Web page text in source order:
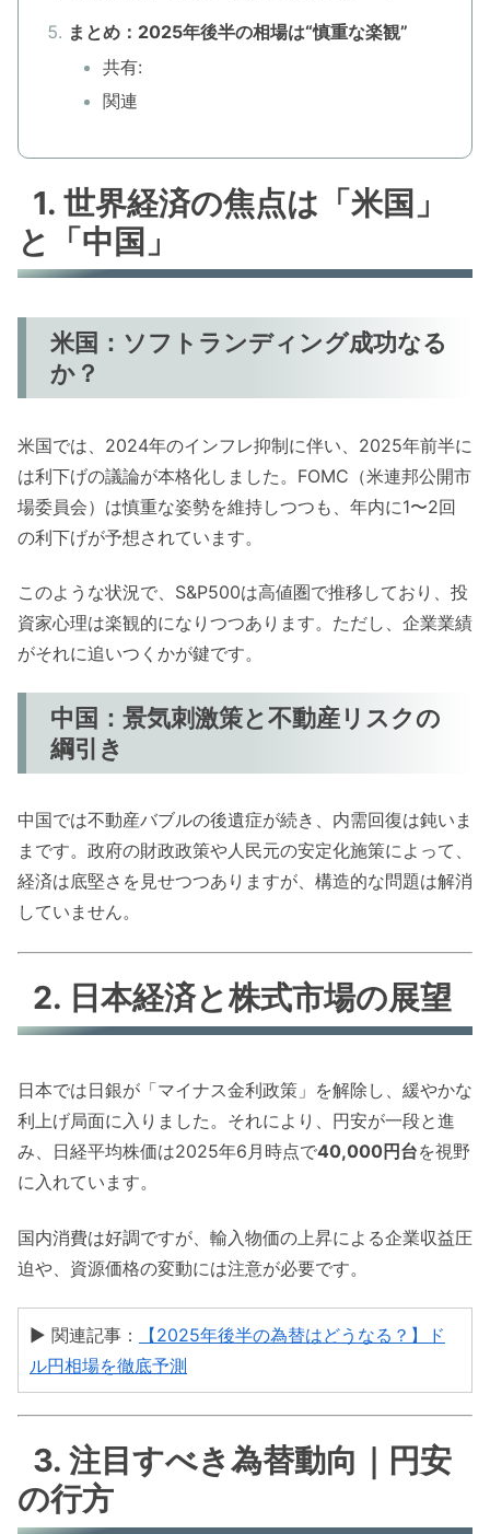
まとめ：2025年後半の相場は“慎重な楽観”
共有:
関連
1. 世界経済の焦点は「米国」
と「中国」
米国：ソフトランディング成功なる
か？
米国では、2024年のインフレ抑制に伴い、2025年前半に
は利下げの議論が本格化しました。FOMC（米連邦公開市
場委員会）は慎重な姿勢を維持しつつも、年内に1〜2回
の利下げが予想されています。
このような状況で、S&P500は高値圏で推移しており、投
資家心理は楽観的になりつつあります。ただし、企業業績
がそれに追いつくかが鍵です。
中国：景気刺激策と不動産リスクの
綱引き
中国では不動産バブルの後遺症が続き、内需回復は鈍いま
まです。政府の財政政策や人民元の安定化施策によって、
経済は底堅さを見せつつありますが、構造的な問題は解消
していません。
2. 日本経済と株式市場の展望
日本では日銀が「マイナス金利政策」を解除し、緩やかな
利上げ局面に入りました。それにより、円安が一段と進
み、日経平均株価は2025年6月時点で40,000円台を視野
に入れています。
国内消費は好調ですが、輸入物価の上昇による企業収益圧
迫や、資源価格の変動には注意が必要です。
▶ 関連記事：
【2025年後半の為替はどうなる？】ド
ル円相場を徹底予測
3. 注目すべき為替動向｜円安
の行方